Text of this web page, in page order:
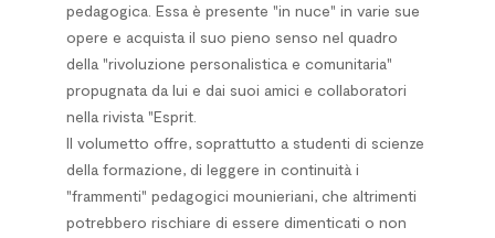
pedagogica. Essa è presente "in nuce" in varie sue
opere e acquista il suo pieno senso nel quadro
della "rivoluzione personalistica e comunitaria"
propugnata da lui e dai suoi amici e collaboratori
nella rivista "Esprit.
Il volumetto offre, soprattutto a studenti di scienze
della formazione, di leggere in continuità i
"frammenti" pedagogici mounieriani, che altrimenti
potrebbero rischiare di essere dimenticati o non